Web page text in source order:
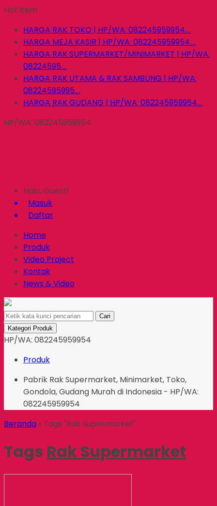
Hot Item
HARGA RAK TOKO | HP/WA: 082245959954....
HARGA MEJA KASIR | HP/WA: 082245959954....
HARGA RAK SUPERMARKET/MINIMARKET | HP/WA:
08224595....
HARGA RAK UTAMA & RAK SAMBUNG | HP/WA:
08224595995....
HARGA RAK GUDANG | HP/WA: 082245959954....
HP/WA: 082245959954
Halo, Guest!
Masuk
Daftar
Home
Produk
Video Project
Kontak
News & Video
Cari
Kategori Produk
HP/WA: 082245959954
Produk
Pabrik Rak Supermarket, Minimarket, Toko,
Gondola, Gudang Murah di Indonesia - HP/WA:
082245959954
Beranda » Tags "Rak Supermarket"
Tags Rak Supermarket